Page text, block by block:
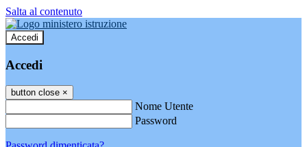
Salta al contenuto
Accedi
Accedi
button close ×
Nome Utente
Password